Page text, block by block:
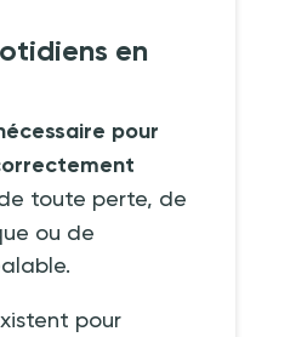
en
pour
toute perte, de
ou de
pour